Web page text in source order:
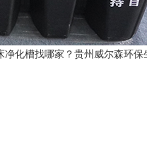
化槽找哪家？贵州威尔森环保